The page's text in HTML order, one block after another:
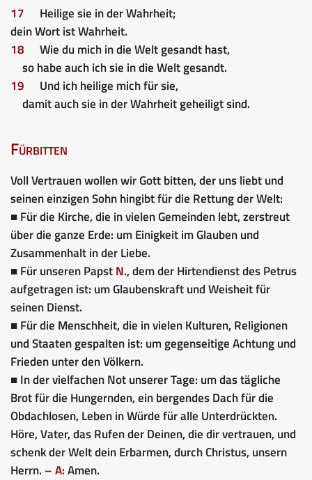
17
Heilige sie in der Wahrheit;
dein Wort ist Wahrheit.
18
Wie du mich in die Welt gesandt hast,
so habe auch ich sie in die Welt gesandt.
19
Und ich heilige mich für sie,
damit auch sie in der Wahrheit geheiligt sind.
Fürbitten
Voll Vertrauen wollen wir Gott bitten, der uns liebt und
seinen einzigen Sohn hingibt für die Rettung der Welt:
■ Für die Kirche, die in vielen Gemeinden lebt, zerstreut
über die ganze Erde: um Einigkeit im Glauben und
Zusammenhalt in der Liebe.
■ Für unseren PapstN., dem der Hirtendienst des Petrus
aufgetragen ist: um Glaubenskraft und Weisheit für
seinen Dienst.
■ Für die Menschheit, die in vielen Kulturen, Religionen
und Staaten gespalten ist: um gegenseitige Achtung und
Frieden unter den Völkern.
■ In der vielfachen Not unserer Tage: um das tägliche
Brot für die Hungernden, ein bergendes Dach für die
Obdachlosen, Leben in Würde für alle Unterdrückten.
Höre, Vater, das Rufen der Deinen, die dir vertrauen, und
schenk der Welt dein Erbarmen, durch Christus, unsern
Herrn. –A:Amen.